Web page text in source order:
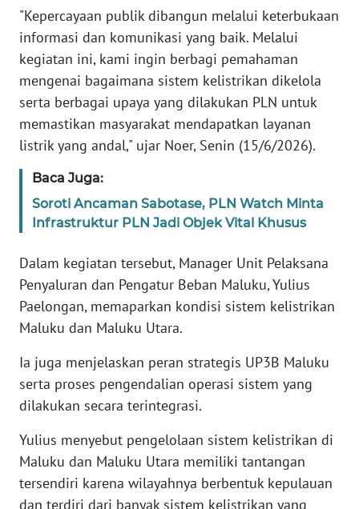
"Kepercayaan publik dibangun melalui keterbukaan
informasi dan komunikasi yang baik. Melalui
kegiatan ini, kami ingin berbagi pemahaman
mengenai bagaimana sistem kelistrikan dikelola
serta berbagai upaya yang dilakukan PLN untuk
memastikan masyarakat mendapatkan layanan
listrik yang andal," ujar Noer, Senin (15/6/2026).
Baca Juga:
Soroti Ancaman Sabotase, PLN Watch Minta
Infrastruktur PLN Jadi Objek Vital Khusus
Dalam kegiatan tersebut, Manager Unit Pelaksana
Penyaluran dan Pengatur Beban Maluku, Yulius
Paelongan, memaparkan kondisi sistem kelistrikan
Maluku dan Maluku Utara.
Ia juga menjelaskan peran strategis UP3B Maluku
serta proses pengendalian operasi sistem yang
dilakukan secara terintegrasi.
Yulius menyebut pengelolaan sistem kelistrikan di
Maluku dan Maluku Utara memiliki tantangan
tersendiri karena wilayahnya berbentuk kepulauan
dan terdiri dari banyak sistem kelistrikan yang
KEPRI
WN
PAPUA
WN
PAPUA
BARAT
WN
RIAU
WN
JAMBI
WN
SULTRA
WN